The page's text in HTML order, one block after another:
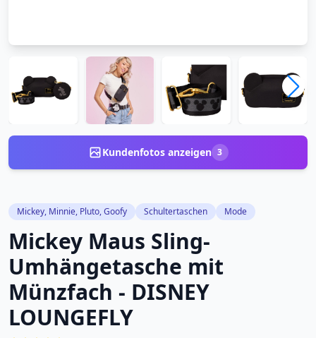
Kundenfotos anzeigen 3
Mickey, Minnie, Pluto, Goofy Schultertaschen Mode
Mickey Maus Sling-
Umhängetasche mit
Münzfach - DISNEY
LOUNGEFLY